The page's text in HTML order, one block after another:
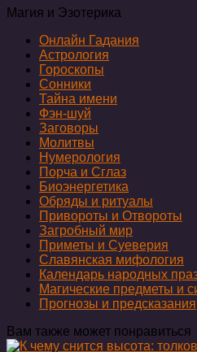
Магия и Эзотерика
Онлайн Гадания
Астрология
Гороскопы
Сонники
Тайна имени
Фэн-шуй
Заговоры
Молитвы
Нумерология
Порча и Сглаз
Биоэнергетика
Обряды и ритуалы
Привороты и Отвороты
Загробный мир
Приметы и Суеверия
Славянская мифология
Календарь народных
Магические предметы и
Прогнозы и предсказания
Вам также может понравиться